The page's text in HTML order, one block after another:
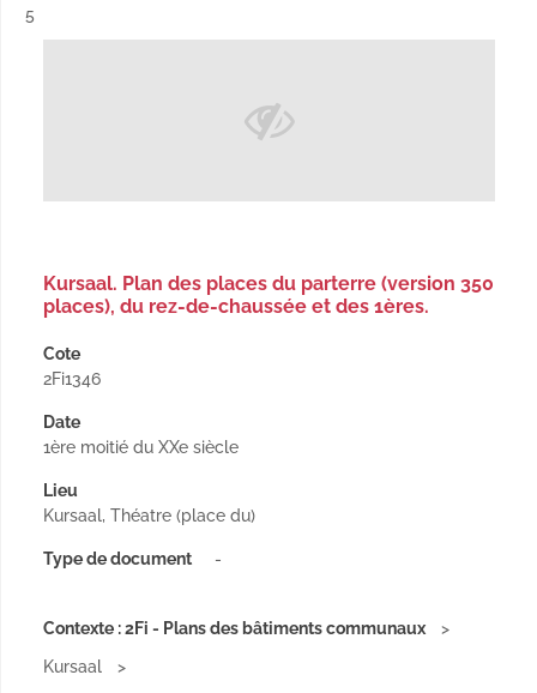
Résultat n°
5
Kursaal. Plan des places du parterre (version 350
places), du rez-de-chaussée et des 1ères.
Cote
2Fi1346
Date
1ère moitié du XXe siècle
Lieu
Kursaal, Théatre (place du)
Type de document -
Contexte : 2Fi - Plans des bâtiments communaux
Kursaal